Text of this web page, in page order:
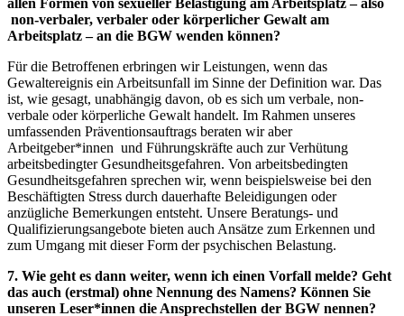
non-verbaler, verbaler oder körperlicher Gewalt am
Arbeitsplatz – an die BGW wenden können?
Für die Betroffenen erbringen wir Leistungen, wenn das
Gewaltereignis ein Arbeitsunfall im Sinne der Definition war. Das
ist, wie gesagt, unabhängig davon, ob es sich um verbale, non-
verbale oder körperliche Gewalt handelt. Im Rahmen unseres
umfassenden Präventionsauftrags beraten wir aber
Arbeitgeber*innen und Führungskräfte auch zur Verhütung
arbeitsbedingter Gesundheitsgefahren. Von arbeitsbedingten
Gesundheitsgefahren sprechen wir, wenn beispielsweise bei den
Beschäftigten Stress durch dauerhafte Beleidigungen oder
anzügliche Bemerkungen entsteht. Unsere Beratungs- und
Qualifizierungsangebote bieten auch Ansätze zum Erkennen und
zum Umgang mit dieser Form der psychischen Belastung.
7. Wie geht es dann weiter, wenn ich einen Vorfall melde? Geht
das auch (erstmal) ohne Nennung des Namens? Können Sie
unseren Leser*innen die Ansprechstellen der BGW nennen?